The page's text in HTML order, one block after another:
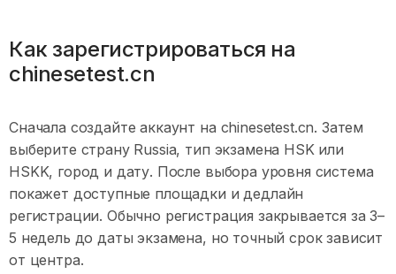
Как зарегистрироваться на
chinesetest.cn
Сначала создайте аккаунт на chinesetest.cn. Затем
выберите страну Russia, тип экзамена HSK или
HSKK, город и дату. После выбора уровня система
покажет доступные площадки и дедлайн
регистрации. Обычно регистрация закрывается за 3–
5 недель до даты экзамена, но точный срок зависит
от центра.